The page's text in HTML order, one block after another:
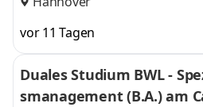
vor 11 Tagen
Duales Studium BWL -
smanagement (B.A.) am